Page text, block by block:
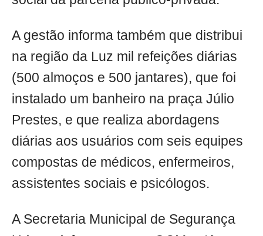
A gestão informa também que distribui
na região da Luz mil refeições diárias
(500 almoços e 500 jantares), que foi
instalado um banheiro na praça Júlio
Prestes, e que realiza abordagens
diárias aos usuários com seis equipes
compostas de médicos, enfermeiros,
assistentes sociais e psicólogos.
A Secretaria Municipal de Segurança